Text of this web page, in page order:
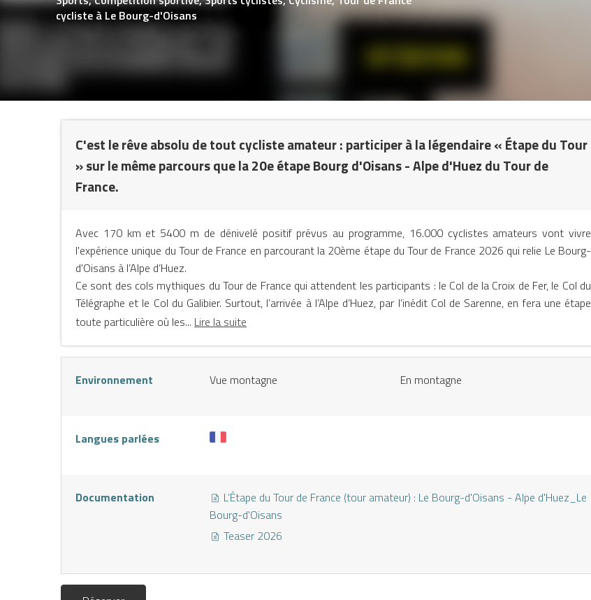
cycliste à Le Bourg-d'Oisans
C'est le rêve absolu de tout cycliste amateur : participer à la légendaire « Étape du Tour
» sur le même parcours que la 20e étape Bourg d'Oisans - Alpe d'Huez du Tour de
France.
Avec 170 km et 5400 m de dénivelé positif prévus au programme, 16.000 cyclistes amateurs vont vivre
l'expérience unique du Tour de France en parcourant la 20ème étape du Tour de France 2026 qui relie Le Bourg-
d'Oisans à l’Alpe d’Huez.
Ce sont des cols mythiques du Tour de France qui attendent les participants : le Col de la Croix de Fer, le Col du
Télégraphe et le Col du Galibier. Surtout, l’arrivée à l’Alpe d’Huez, par l’inédit Col de Sarenne, en fera une étape
toute particulière où les... Lire la suite
Environnement Vue montagne En montagne
Langues parlées
Documentation
L’Étape du Tour de France (tour amateur) : Le Bourg-d'Oisans - Alpe d'Huez_Le
Bourg-d'Oisans
Teaser 2026